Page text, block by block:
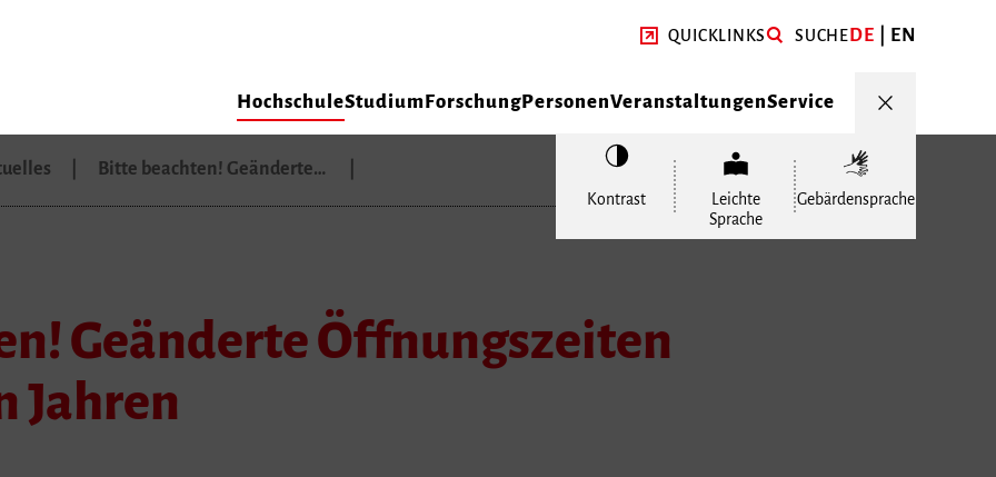
QUICKLINKS SUCHEDE EN
HochschuleStudiumForschungPersonenVeranstaltungenService
Kontrast
Leichte
Sprache
Gebärdensprache
Bitte beachten! Geänderte…
Geänderte Öffnungszeiten
Jahren